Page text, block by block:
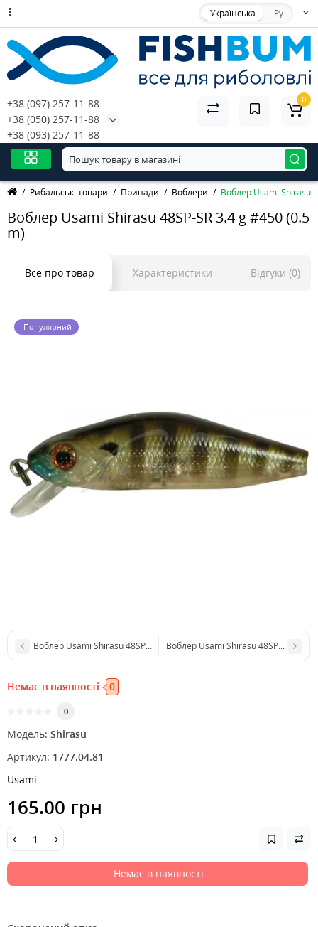
Українська Ру
+38 (097) 257-11-88
+38 (050) 257-11-88
+38 (093) 257-11-88
0
Рибальські товари Принади Воблери Воблер Usami Shirasu
Воблер Usami Shirasu 48SP-SR 3.4 g #450 (0.5
m)
Все про товар Характеристики Відгуки (0)
Популярний
Воблер Usami Shirasu 48SP-SR 3.4g #122 (0.5m)Воблер Usami Shirasu 48SP-SR 3.4g
Немає в наявності 0
0
Модель: Shirasu
Артикул: 1777.04.81
Usami
165.00 грн
Немає в наявності